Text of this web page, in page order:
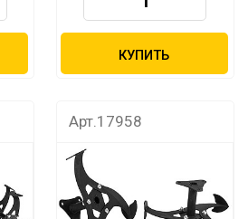
КУПИТЬ
Арт.17958